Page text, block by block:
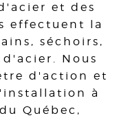
et des
effectuent la
séchoirs,
Nous
d'action et
à
Québec,